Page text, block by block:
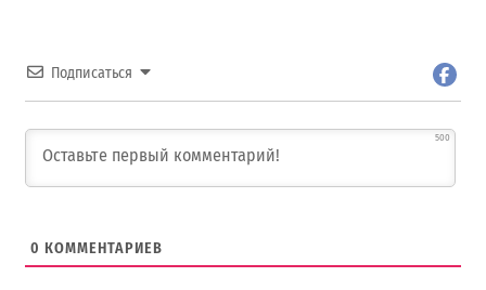
Подписаться
500
0 КОММЕНТАРИЕВ